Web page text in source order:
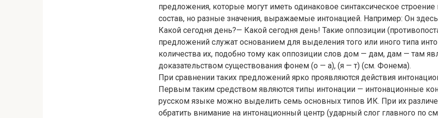
предложения, которые могут иметь одинаковое синтаксическое строение
состав, но разные значения, выражаемые интонацией. Например: Он
Какой сегодня день?— Какой сегодня день! Такие оппозиции
предложений служат основанием для выделения того или иного типа
количества их, подобно тому как оппозиции слов дом — дам, дам — там
доказательством существования фонем (о — а), (я — т) (см. Фонема).
При сравнении таких предложений ярко проявляются действия
Первым таким средством являются типы интонации — интонационные
русском языке можно выделить семь основных типов ИК. При их
обратить внимание на интонационный центр (ударный слог главного по